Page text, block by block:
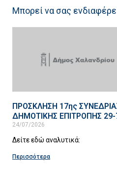
Μπορεί να σας
ΠΡΟΣΚΛΗΣΗ 17ης
ΔΗΜΟΤΙΚΗΣ ΕΠΙΤΡΟΠΗΣ 29-
24/07/2026
Δείτε εδώ αναλυτικά:
Περισσότερα